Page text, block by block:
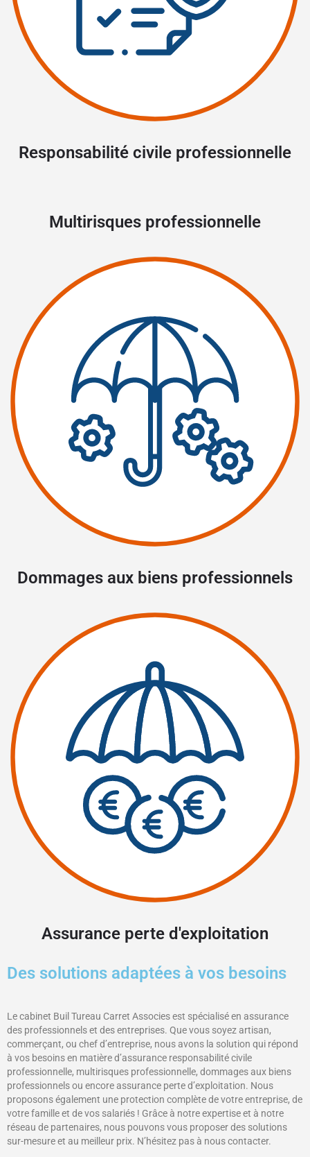
Responsabilité civile professionnelle
Multirisques professionnelle
Dommages aux biens professionnels
Assurance perte d'exploitation
Des solutions adaptées à vos besoins
Le cabinet Buil Tureau Carret Associes est spécialisé en assurance
des professionnels et des entreprises. Que vous soyez artisan,
commerçant, ou chef d’entreprise, nous avons la solution qui répond
à vos besoins en matière d’assurance responsabilité civile
professionnelle, multirisques professionnelle, dommages aux biens
professionnels ou encore assurance perte d’exploitation. Nous
proposons également une protection complète de votre entreprise, de
votre famille et de vos salariés ! Grâce à notre expertise et à notre
réseau de partenaires, nous pouvons vous proposer des solutions
sur-mesure et au meilleur prix. N’hésitez pas à nous contacter.